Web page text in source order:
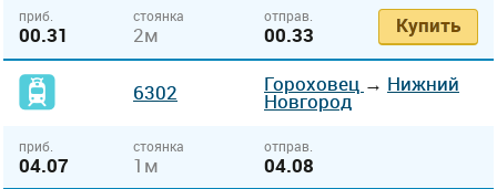
приб.
00.31
стоянка
2м
отправ.
00.33 Купить
6302 Гороховец → Нижний
Новгород
приб.
04.07
стоянка
1м
отправ.
04.08